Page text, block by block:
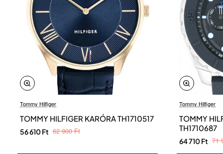
Tommy Hilfiger
TOMMY HILFIGER KARÓRA TH1710517
56 610 Ft 62 900 Ft
Tommy Hilfiger
TOMMY
TH1710687
64 710 Ft 71